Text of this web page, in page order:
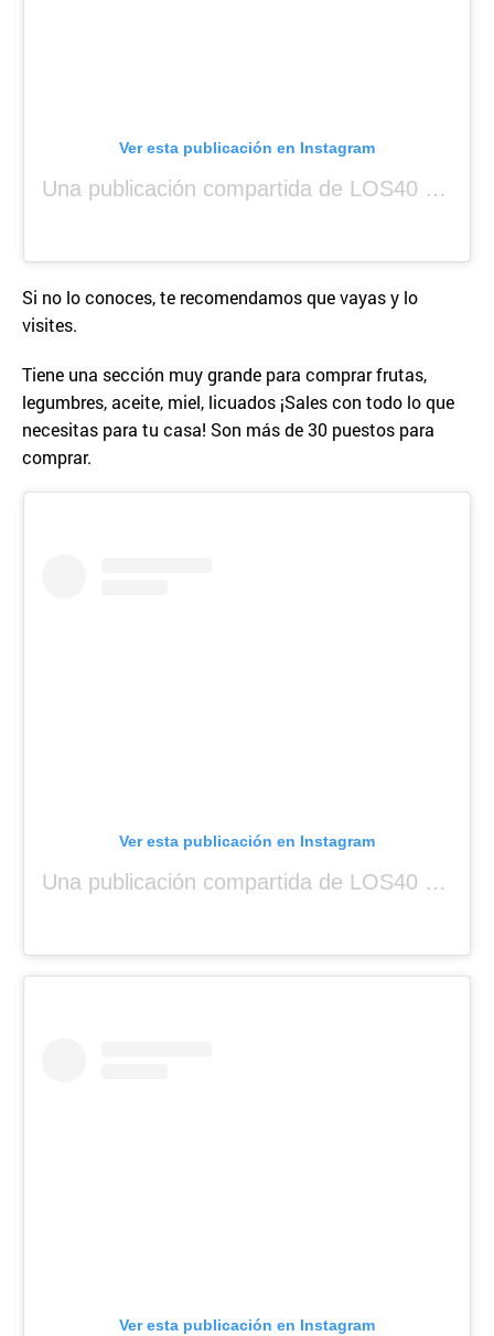
Ver esta publicación en Instagram
Una publicación compartida de LOS40 Panamá 🇵🇦 🎙️🎶 (@los40panama)
Si no lo conoces, te recomendamos que vayas y lo
visites.
Tiene una sección muy grande para comprar frutas,
legumbres, aceite, miel, licuados ¡Sales con todo lo que
necesitas para tu casa! Son más de 30 puestos para
comprar.
Ver esta publicación en Instagram
Una publicación compartida de LOS40 Panamá 🇵🇦 🎙️🎶 (@los40panama)
Ver esta publicación en Instagram